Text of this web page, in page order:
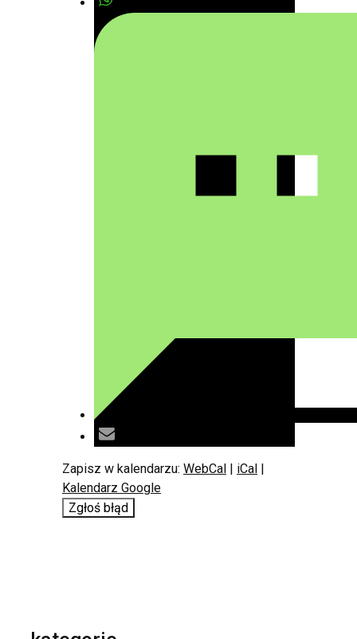
Zapisz w kalendarzu: WebCal | iCal |
Kalendarz Google
Zgłoś błąd